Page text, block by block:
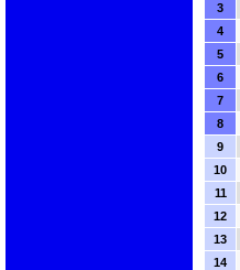
3
4
5
6
7
8
9
10
11
12
13
14